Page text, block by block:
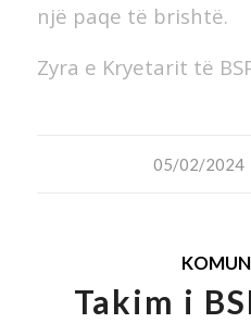
një paqe të brishtë.
Zyra e Kryetarit të
05/02/2024
/
Takim i